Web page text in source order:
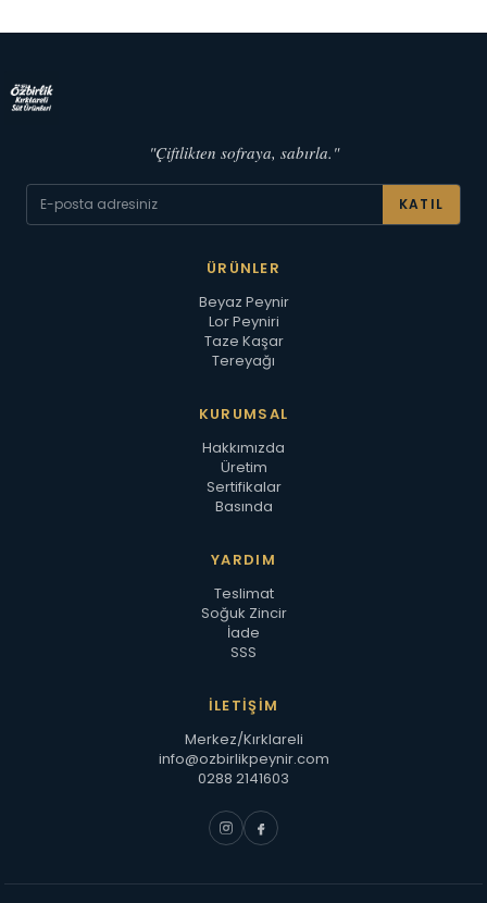
"Çiftlikten sofraya, sabırla."
KATIL
ÜRÜNLER
Beyaz Peynir
Lor Peyniri
Taze Kaşar
Tereyağı
KURUMSAL
Hakkımızda
Üretim
Sertifikalar
Basında
YARDIM
Teslimat
Soğuk Zincir
İade
SSS
İLETIŞIM
Merkez/Kırklareli
info@ozbirlikpeynir.com
0288 2141603